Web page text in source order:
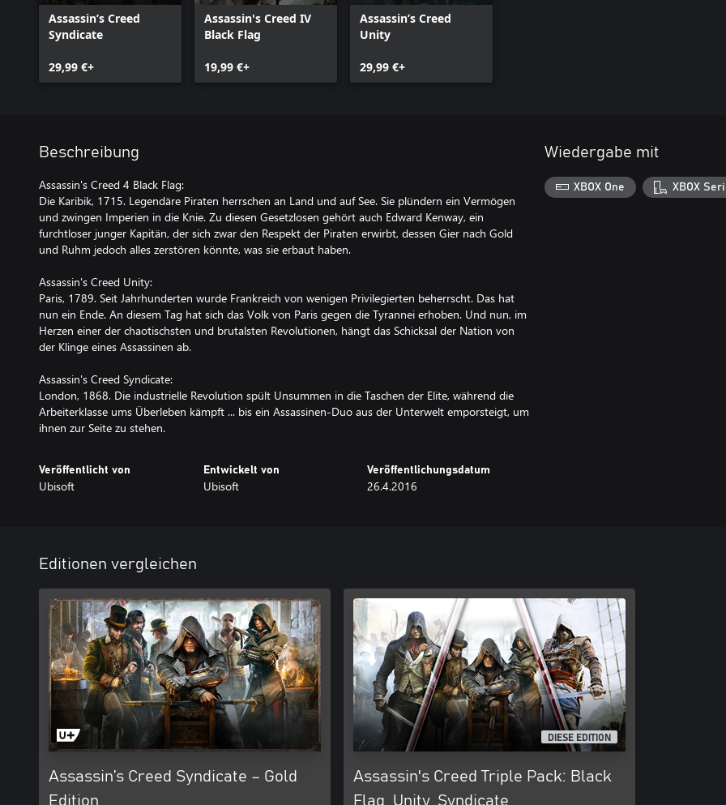
Assassin’s Creed
Syndicate
29,99 €+
Assassin's Creed IV
Black Flag
19,99 €+
Assassin’s Creed
Unity
29,99 €+
Beschreibung
Assassin's Creed 4 Black Flag:
Die Karibik, 1715. Legendäre Piraten herrschen an Land und auf See. Sie plündern ein Vermögen
und zwingen Imperien in die Knie. Zu diesen Gesetzlosen gehört auch Edward Kenway, ein
furchtloser junger Kapitän, der sich zwar den Respekt der Piraten erwirbt, dessen Gier nach Gold
und Ruhm jedoch alles zerstören könnte, was sie erbaut haben.
Assassin's Creed Unity:
Paris, 1789. Seit Jahrhunderten wurde Frankreich von wenigen Privilegierten beherrscht. Das hat
nun ein Ende. An diesem Tag hat sich das Volk von Paris gegen die Tyrannei erhoben. Und nun, im
Herzen einer der chaotischsten und brutalsten Revolutionen, hängt das Schicksal der Nation von
der Klinge eines Assassinen ab.
Assassin's Creed Syndicate:
London, 1868. Die industrielle Revolution spült Unsummen in die Taschen der Elite, während die
Arbeiterklasse ums Überleben kämpft ... bis ein Assassinen-Duo aus der Unterwelt emporsteigt, um
ihnen zur Seite zu stehen.
Veröffentlicht von
Ubisoft
Entwickelt von
Ubisoft
Veröffentlichungsdatum
26.4.2016
Wiedergabe mit
XBOX One XBOX
Editionen vergleichen
Assassin’s Creed Syndicate – Gold
Edition
DIESE EDITION
Assassin's Creed Triple Pack: Black
Flag, Unity, Syndicate